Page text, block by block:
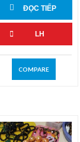
ĐỌC TIẾP
LH
COMPARE